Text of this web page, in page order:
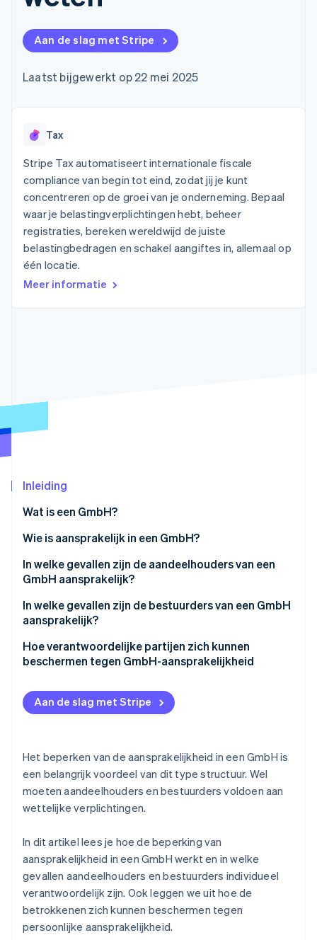
Toegang tot meer
Terminal
Fysieke betalingen
Authorization
Optimaliseer de
Link
Financial
Data gekoppelde
rekeningen
Meer
Product roadmap
Ontdek wat er in het verschiet ligt
Radar
Online identiteitsverificatie
Nu bekijken
Platforms
SaaS
Per branche
Gaming
Horeca, reizen en vrije
tijd
Verzekering
Media en entertainment
Non-profitorganisaties
Publieke sector
bieden
Betaalkaarten uitgeven
worden gedekt
Diensten voorzien en
Bronnen
App-integraties
Voorbeelden van code
Developerblog
API-status
Productroadmap
Jaarlijks congres
Vacatures
Stripe Newsroom
Neem contact op
Partner worden
Aan de slag met Stripe
Laatst bijgewerkt op 22 mei 2025
Tax
Stripe Tax automatiseert internationale fiscale
compliance van begin tot eind, zodat jij je kunt
concentreren op de groei van je onderneming. Bepaal
waar je belastingverplichtingen hebt, beheer
registraties, bereken wereldwijd de juiste
belastingbedragen en schakel aangiftes in, allemaal op
één locatie.
Meer informatie
Inleiding
Wat is een GmbH?
Wie is aansprakelijk in een GmbH?
In welke gevallen zijn de aandeelhouders van een
GmbH aansprakelijk?
Aansprakelijkheid vóór inschrijving in het
Handelsregister
Overtredingen van het GmbH-minimumkapitaal
Borgstellingen en persoonlijke leningen
Misbruik van de bedrijfsvorm om derden te
benadelen
Insolventie uitstellen
In welke gevallen zijn de bestuurders van een GmbH
aansprakelijk?
Niet-nakoming van oprichtingsverplichtingen
Niet-nakoming van due-diligenceverplichtingen
Illegale terugbetaling van aandelenkapitaal
Hoe verantwoordelijke partijen zich kunnen
beschermen tegen GmbH-aansprakelijkheid
Compliance met wettelijke vereisten
Zorgvuldige boekhouding
Vroegtijdige identificatie van risico’s
D&O-verzekering afsluiten
Aan de slag met Stripe
Het beperken van de aansprakelijkheid in een GmbH is
een belangrijk voordeel van dit type structuur. Wel
moeten aandeelhouders en bestuurders voldoen aan
wettelijke verplichtingen.
In dit artikel lees je hoe de beperking van
aansprakelijkheid in een GmbH werkt en in welke
gevallen aandeelhouders en bestuurders individueel
verantwoordelijk zijn. Ook leggen we uit hoe de
betrokkenen zich kunnen beschermen tegen
persoonlijke aansprakelijkheid.